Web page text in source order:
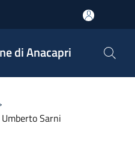
di Anacapri
Umberto Sarni